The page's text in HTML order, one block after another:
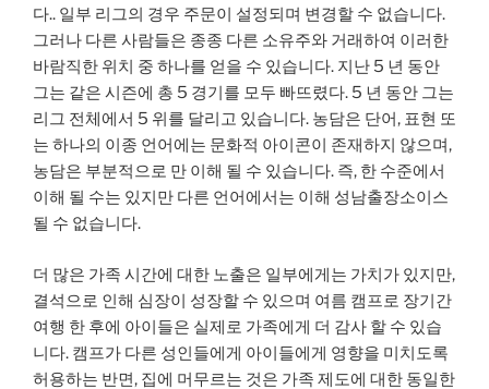
다.. 일부 리그의 경우 주문이 설정되며 변경할 수 없습니다.
그러나 다른 사람들은 종종 다른 소유주와 거래하여 이러한
바람직한 위치 중 하나를 얻을 수 있습니다. 지난 5 년 동안
그는 같은 시즌에 총 5 경기를 모두 빠뜨렸다. 5 년 동안 그는
리그 전체에서 5 위를 달리고 있습니다. 농담은 단어, 표현 또
는 하나의 이종 언어에는 문화적 아이콘이 존재하지 않으며,
농담은 부분적으로 만 이해 될 수 있습니다. 즉, 한 수준에서
이해 될 수는 있지만 다른 언어에서는 이해 성남출장소이스
될 수 없습니다.
더 많은 가족 시간에 대한 노출은 일부에게는 가치가 있지만,
결석으로 인해 심장이 성장할 수 있으며 여름 캠프로 장기간
여행 한 후에 아이들은 실제로 가족에게 더 감사 할 수 있습
니다. 캠프가 다른 성인들에게 아이들에게 영향을 미치도록
허용하는 반면, 집에 머무르는 것은 가족 제도에 대한 동일한